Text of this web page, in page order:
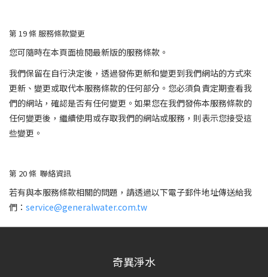
第 19條 服務條款變更
您可隨時在本頁面檢閱最新版的服務條款。
我們保留在自行決定後，透過發佈更新和變更到我們網站的方式來
更新、變更或取代本服務條款的任何部分。您必須負責定期查看我
們的網站，確認是否有任何變更。如果您在我們發佈本服務條款的
任何變更後，繼續使用或存取我們的網站或服務，則表示您接受這
些變更。
第 20條 聯絡資訊
若有與本服務條款相關的問題，請透過以下電子郵件地址傳送給我
們： service@generalwater.com.tw
奇異淨水